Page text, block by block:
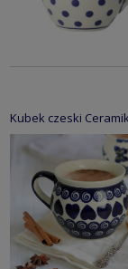
Kubek czeski